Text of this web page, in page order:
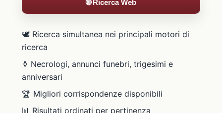
🌐 Ricerca Web
🕊️ Ricerca simultanea nei principali motori di
ricerca
⚱️ Necrologi, annunci funebri, trigesimi e
anniversari
🏆 Migliori corrispondenze disponibili
📊 Risultati ordinati per pertinenza